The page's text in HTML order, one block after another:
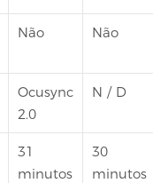
Não Não
Ocusync
2.0
N / D
31
minutos
30
minutos